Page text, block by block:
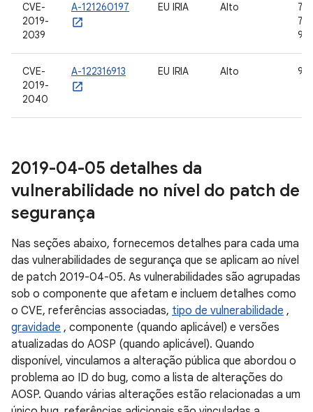
CVE-
2019-
2039
A-121260197 EU IRIA Alto
9
CVE-
2019-
2040
A-122316913 EU IRIA Alto 9
2019-04-05 detalhes da
vulnerabilidade no nível do patch de
segurança
Nas seções abaixo, fornecemos detalhes para cada uma
das vulnerabilidades de segurança que se aplicam ao nível
de patch 2019-04-05. As vulnerabilidades são agrupadas
sob o componente que afetam e incluem detalhes como
o CVE, referências associadas, tipo de vulnerabilidade ,
gravidade , componente (quando aplicável) e versões
atualizadas do AOSP (quando aplicável). Quando
disponível, vinculamos a alteração pública que abordou o
problema ao ID do bug, como a lista de alterações do
AOSP. Quando várias alterações estão relacionadas a um